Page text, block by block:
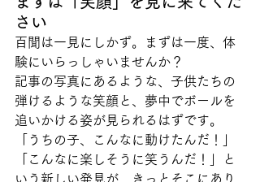
さい
百聞は一見にしかず。まずは一度、体
験にいらっしゃいませんか？
記事の写真にあるような、子供たちの
弾けるような笑顔と、夢中でボールを
追いかける姿が見られるはずです。
「うちの子、こんなに動けたんだ！」
「こんなに楽しそうに笑うんだ！」と
いう新しい発見が、きっとそこにあり